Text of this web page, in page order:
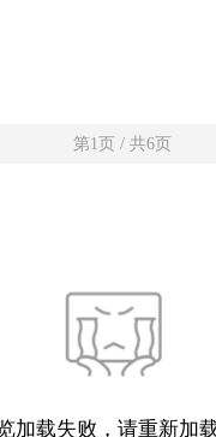
第1页 / 共6页
加载失败，请重新加